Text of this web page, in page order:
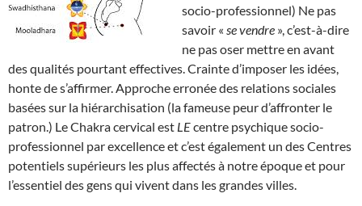
socio-professionnel) Ne pas
savoir « se vendre », c’est-à-dire
ne pas oser mettre en avant
des qualités pourtant effectives. Crainte d’imposer les idées,
honte de s’affirmer. Approche erronée des relations sociales
basées sur la hiérarchisation (la fameuse peur d’affronter le
patron.) Le Chakra cervical est LEcentre psychique socio-
professionnel par excellence et c’est également un des Centres
potentiels supérieurs les plus affectés à notre époque et pour
l’essentiel des gens qui vivent dans les grandes villes.